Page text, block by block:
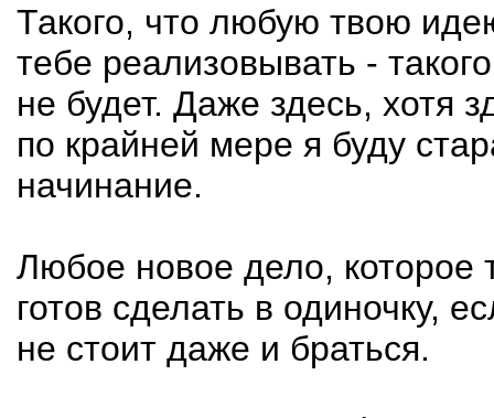
Такого, что любую твою
тебе реализовывать -
не будет. Даже здесь, хотя
по крайней мере я буду
начинание.
Любое новое дело,
готов сделать в одиночку,
не стоит даже и браться.